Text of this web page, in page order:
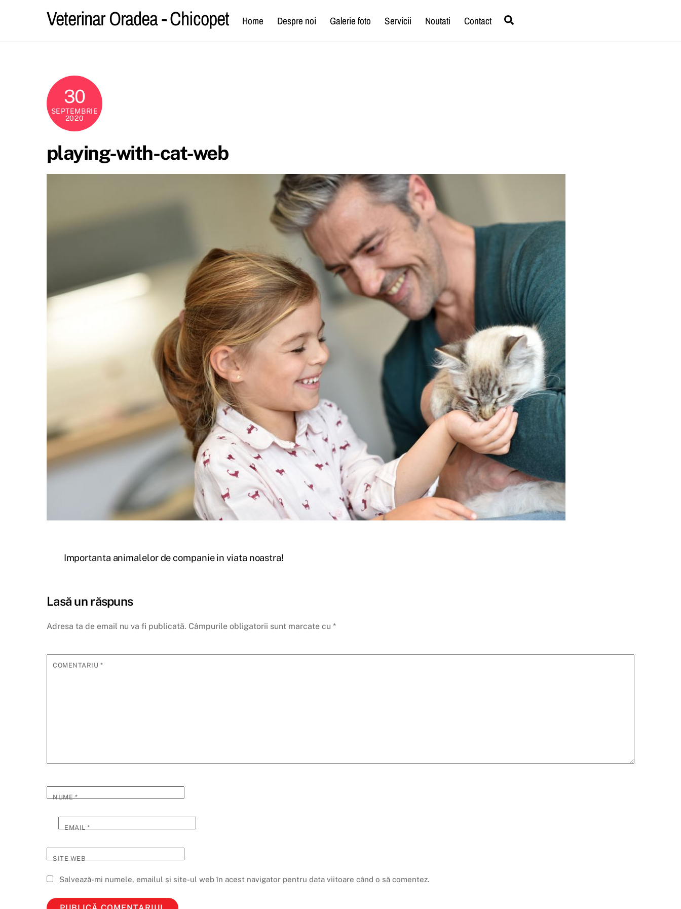
Veterinar Oradea - Chicopet Home Despre noi Galerie foto Servicii Noutati Contact
30
SEPTEMBRIE
2020
playing-with-cat-web
Importanta animalelor de companie in viata noastra!
Lasă un răspuns
Adresa ta de email nu va fi publicată. Câmpurile obligatorii sunt marcate cu *
COMENTARIU *
NUME*
EMAIL*
SITE WEB
Salvează-mi numele, emailul și site-ul web în acest navigator pentru data viitoare când o să comentez.